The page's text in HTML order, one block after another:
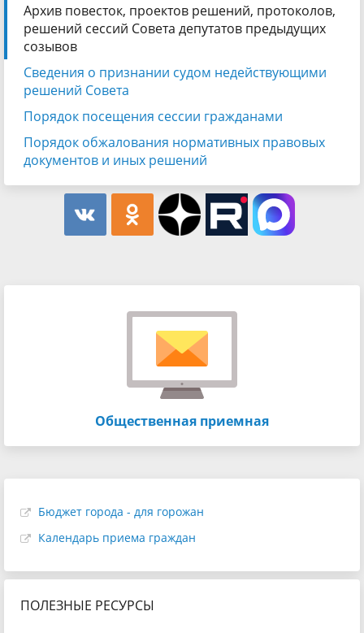
Архив повесток, проектов решений, протоколов,
решений сессий Совета депутатов предыдущих
созывов
Сведения о признании судом недействующими
решений Совета
Порядок посещения сессии гражданами
Порядок обжалования нормативных правовых
документов и иных решений
Общественная приемная
Бюджет города - для горожан
Календарь приема граждан
ПОЛЕЗНЫЕ РЕСУРСЫ